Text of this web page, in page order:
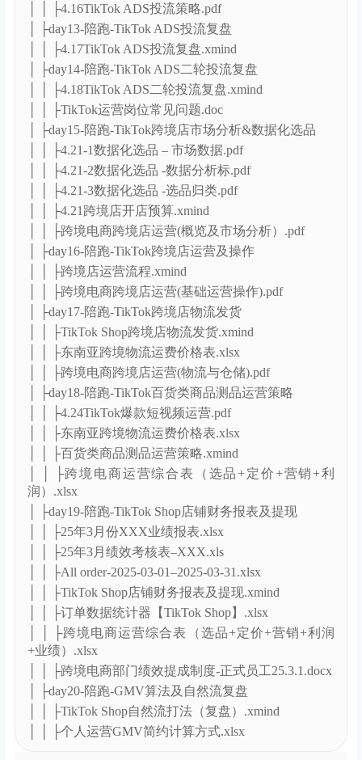
│ │ ├4.16TikTok ADS投流策略.pdf
│ ├day13-陪跑-TikTok ADS投流复盘
│ │ ├4.17TikTok ADS投流复盘.xmind
│ ├day14-陪跑-TikTok ADS二轮投流复盘
│ │ ├4.18TikTok ADS二轮投流复盘.xmind
│ │ ├TikTok运营岗位常见问题.doc
│ ├day15-陪跑-TikTok跨境店市场分析&数据化选品
│ │ ├4.21-1数据化选品 – 市场数据.pdf
│ │ ├4.21-2数据化选品 -数据分析标.pdf
│ │ ├4.21-3数据化选品 -选品归类.pdf
│ │ ├4.21跨境店开店预算.xmind
│ │ ├跨境电商跨境店运营(概览及市场分析）.pdf
│ ├day16-陪跑-TikTok跨境店运营及操作
│ │ ├跨境店运营流程.xmind
│ │ ├跨境电商跨境店运营(基础运营操作).pdf
│ ├day17-陪跑-TikTok跨境店物流发货
│ │ ├TikTok Shop跨境店物流发货.xmind
│ │ ├东南亚跨境物流运费价格表.xlsx
│ │ ├跨境电商跨境店运营(物流与仓储).pdf
│ ├day18-陪跑-TikTok百货类商品测品运营策略
│ │ ├4.24TikTok爆款短视频运营.pdf
│ │ ├东南亚跨境物流运费价格表.xlsx
│ │ ├百货类商品测品运营策略.xmind
│ │ ├跨境电商运营综合表（选品+定价+营销+利
润）.xlsx
│ ├day19-陪跑-TikTok Shop店铺财务报表及提现
│ │ ├25年3月份XXX业绩报表.xlsx
│ │ ├25年3月绩效考核表–XXX.xls
│ │ ├All order-2025-03-01–2025-03-31.xlsx
│ │ ├TikTok Shop店铺财务报表及提现.xmind
│ │ ├订单数据统计器【TikTok Shop】.xlsx
│ │ ├跨境电商运营综合表（选品+定价+营销+利润
+业绩）.xlsx
│ │ ├跨境电商部门绩效提成制度-正式员工25.3.1.docx
│ ├day20-陪跑-GMV算法及自然流复盘
│ │ ├TikTok Shop自然流打法（复盘）.xmind
│ │ ├个人运营GMV简约计算方式.xlsx